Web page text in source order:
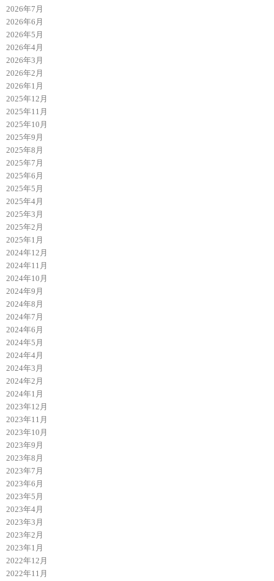
2026年7月
2026年6月
2026年5月
2026年4月
2026年3月
2026年2月
2026年1月
2025年12月
2025年11月
2025年10月
2025年9月
2025年8月
2025年7月
2025年6月
2025年5月
2025年4月
2025年3月
2025年2月
2025年1月
2024年12月
2024年11月
2024年10月
2024年9月
2024年8月
2024年7月
2024年6月
2024年5月
2024年4月
2024年3月
2024年2月
2024年1月
2023年12月
2023年11月
2023年10月
2023年9月
2023年8月
2023年7月
2023年6月
2023年5月
2023年4月
2023年3月
2023年2月
2023年1月
2022年12月
2022年11月